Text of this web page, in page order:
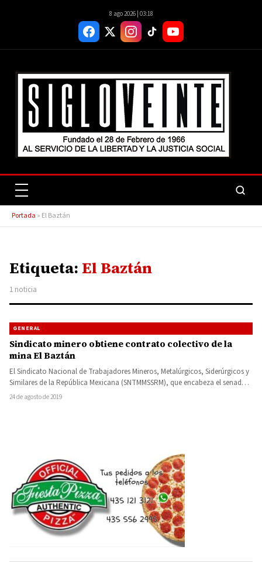
8 ago 2026 | 03:18
Portada » El Baztán
Etiqueta: El Baztán
1 noticia
GENERAL
Sindicato minero obtiene contrato colectivo de la
mina El Baztán
El Sindicato Nacional de Trabajadores Mineros, Metalúrgicos, Siderúrgicos y
Similares de la República Mexicana (SNTMMSSRM), que encabeza el senador
Napoleón…
24 de agosto de 2019